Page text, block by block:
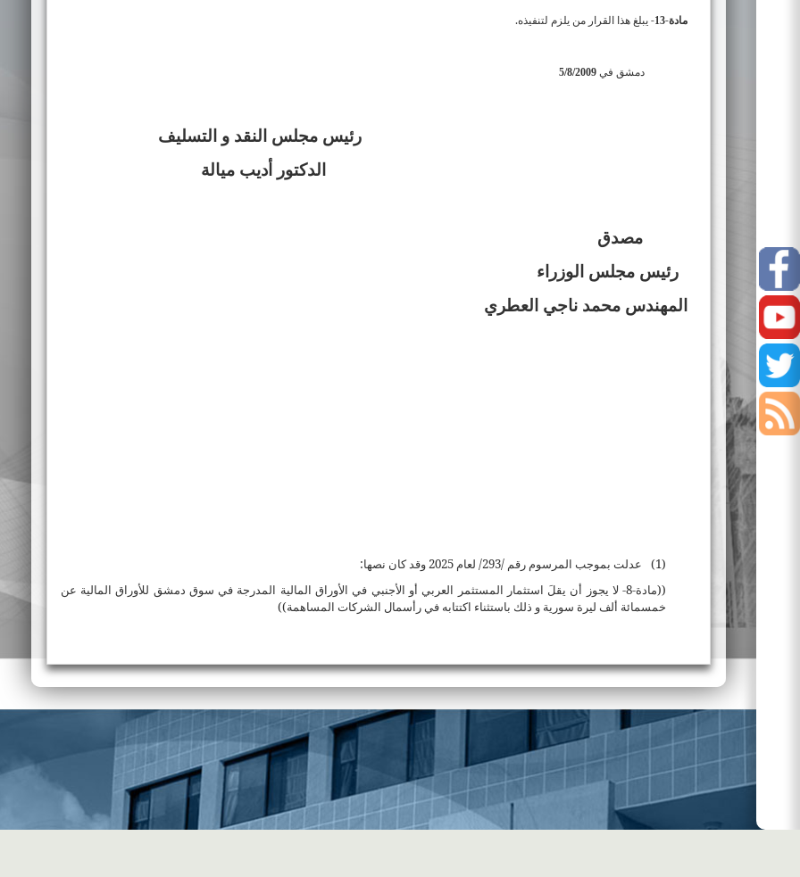
Youtube
أخبار
السوق
إفصاحات
الشركات
المدرجة
نشرات
التداول
اليومية
الصفقات
اليومية
مادة-13
-يبلغ هذا القرار من يلزم لتنفيذه.
دمشق في 5/8/2009
رئيس مجلس النقد و التسليف
الدكتور أديب ميالة
مصدق
رئيس مجلس الوزراء
المهندس محمد ناجي العطري
(1)
عدلت بموجب المرسوم رقم /293/ لعام 2025 وقد كان نصها:
((مادة-8- لا يجوز أن يقلَ استثمار المستثمر العربي أو الأجنبي في الأوراق المالية المدرجة في سوق دمشق للأوراق المالية عن
خمسمائة ألف ليرة سورية و ذلك باستثناء اكتتابه في رأسمال الشركات المساهمة))